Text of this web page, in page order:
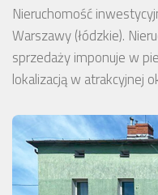
Nieruchomość
Warszawy (łódzkie).
sprzedaży imponuje w
lokalizacją w atrakcyjnej